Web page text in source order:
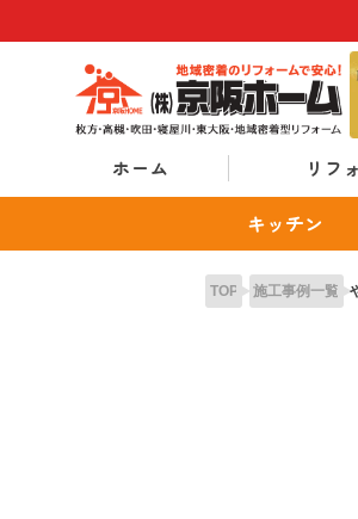
to
ホーム リフ
キッチン
TOP 施工事例一覧